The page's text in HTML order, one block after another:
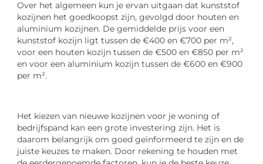
Over het algemeen kun je ervan uitgaan dat kunststof
kozijnen het goedkoopst zijn, gevolgd door houten en
aluminium kozijnen. De gemiddelde prijs voor een
kunststof kozijn ligt tussen de €400 en €700 per m²,
voor een houten kozijn tussen de €500 en €850 per m²
en voor een aluminium kozijn tussen de €600 en €900
per m².
Het kiezen van nieuwe kozijnen voor je woning of
bedrijfspand kan een grote investering zijn. Het is
daarom belangrijk om goed geïnformeerd te zijn en de
juiste keuzes te maken. Door rekening te houden met